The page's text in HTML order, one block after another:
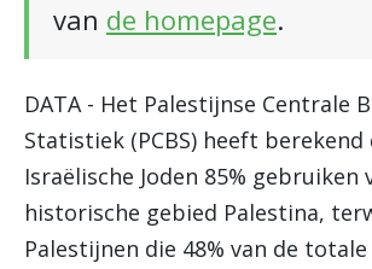
van de homepage.
DATA - Het Palestijnse Centrale
Statistiek (PCBS) heeft berekend
Israëlische Joden 85% gebruiken
historische gebied Palestina,
Palestijnen die 48% van de